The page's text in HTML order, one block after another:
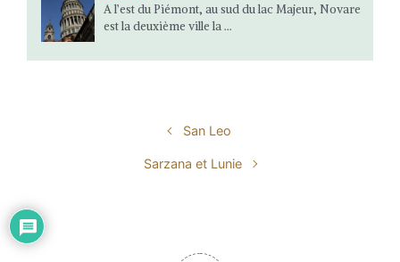
A l’est du Piémont, au sud du lac Majeur, Novare
est la deuxième ville la ...
San Leo
Sarzana et Lunie